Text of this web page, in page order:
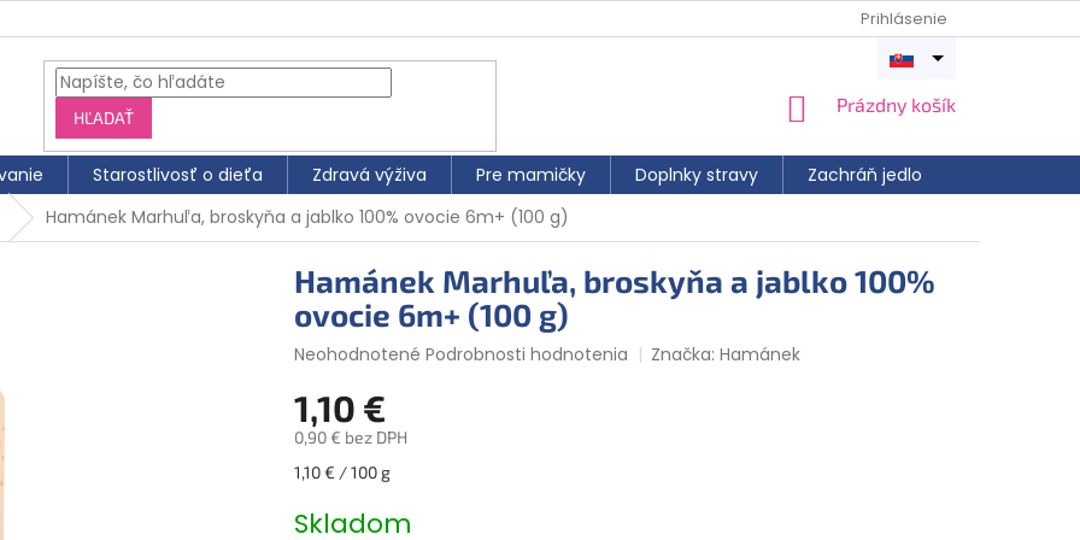
Prihlásenie
HĽADAŤ
NÁKUPNÝ
Prázdny košík
Starostlivosť o dieťa Zdravá výživa Pre mamičky Doplnky stravy Zachráň jedlo
Otvoriť
Hamánek Marhuľa, broskyňa a jablko 100% ovocie 6m+ (100 g)
Hamánek Marhuľa, broskyňa a jablko 100%
ovocie 6m+ (100 g)
Priemerné
produktu
je
0,0
z
hviezdičiek.
Neohodnotené Podrobnosti hodnotenia Značka:Hamánek
1,10 €
0,90 € bez DPH
Jednotková
1,10 € / 100 g
Skladom